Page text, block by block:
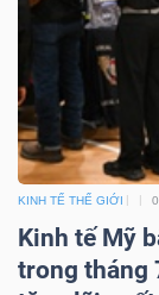
KINH TẾ THẾ GIỚI
Kinh tế Mỹ
trong tháng
TIÊU
DÙNG
THIẾT